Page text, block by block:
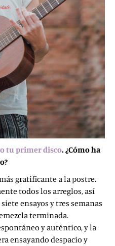
tu primer disco. ¿Cómo ha
gratificante a la postre.
todos los arreglos, así
ensayos y tres semanas
terminada.
y auténtico, y la
ensayando despacio y